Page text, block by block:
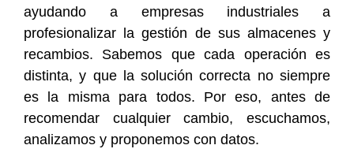
ayudando a empresas industriales a
profesionalizar la gestión de sus almacenes y
recambios. Sabemos que cada operación es
distinta, y que la solución correcta no siempre
es la misma para todos. Por eso, antes de
recomendar cualquier cambio, escuchamos,
analizamos y proponemos con datos.